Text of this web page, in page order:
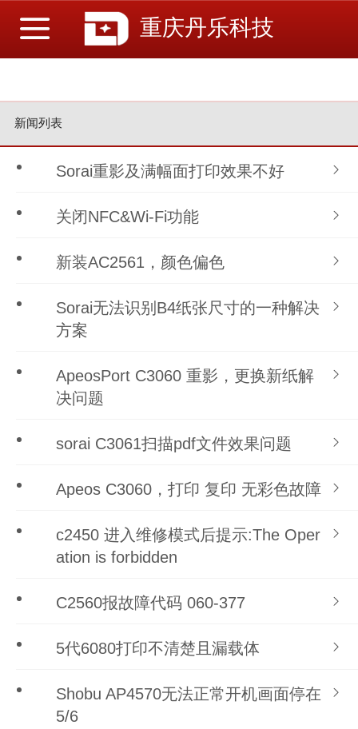
重庆丹乐科技
新闻列表
Sorai重影及满幅面打印效果不好
关闭NFC&Wi-Fi功能
新装AC2561，颜色偏色
Sorai无法识别B4纸张尺寸的一种解决
方案
ApeosPort C3060 重影，更换新纸解
决问题
sorai C3061扫描pdf文件效果问题
Apeos C3060，打印 复印 无彩色故障
c2450 进入维修模式后提示:The Oper
ation is forbidden
C2560报故障代码 060-377
5代6080打印不清楚且漏载体
Shobu AP4570无法正常开机画面停在
5/6